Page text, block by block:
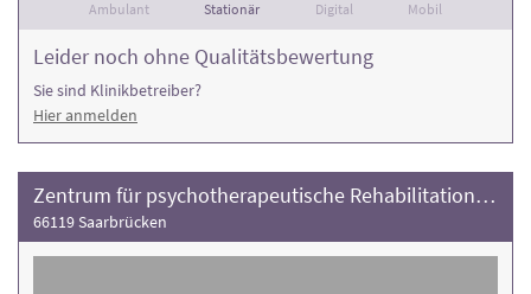
Ambulant Stationär Digital Mobil
Leider noch ohne Qualitätsbewertung
Sie sind Klinikbetreiber?
Hier anmelden
Zentrum für psychotherapeutische Rehabilitation, Klinik Tiefental
66119 Saarbrücken